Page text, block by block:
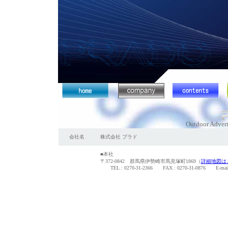
Outdoor
会社名 株式会社 プラド
■本社
〒372-0842 群馬県伊勢崎市馬見塚町1869（詳細地図は
TEL : 0270-31-2366 FAX : 0270-31-0876 E-